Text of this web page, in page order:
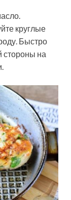
круглые
Быстро
стороны на